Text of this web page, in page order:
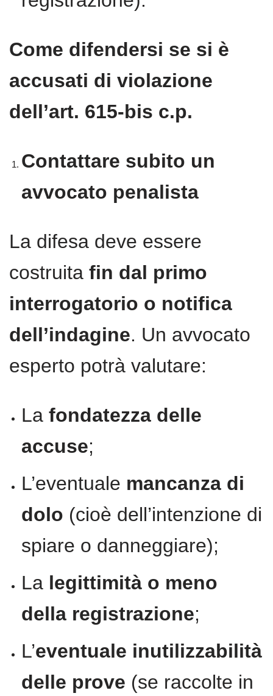
Come difendersi se si è
accusati di violazione
dell’art. 615-bis c.p.
Contattare subito un
avvocato penalista
La difesa deve essere
costruita fin dal primo
interrogatorio o notifica
dell’indagine. Un avvocato
esperto potrà valutare:
La fondatezza delle
accuse;
L’eventuale mancanza di
dolo (cioè dell’intenzione di
spiare o danneggiare);
La legittimità o meno
della registrazione;
L’eventuale inutilizzabilità
delle prove (se raccolte in